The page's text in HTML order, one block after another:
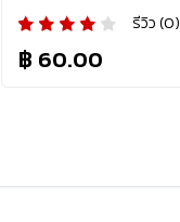
รีวิว (0)
฿ 60.00